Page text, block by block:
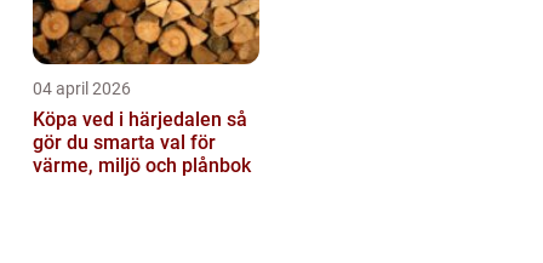
04 april 2026
Köpa ved i härjedalen så
gör du smarta val för
värme, miljö och plånbok